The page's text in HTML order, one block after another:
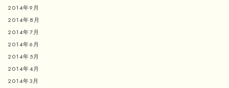
2014年9月
2014年8月
2014年7月
2014年6月
2014年5月
2014年4月
2014年3月